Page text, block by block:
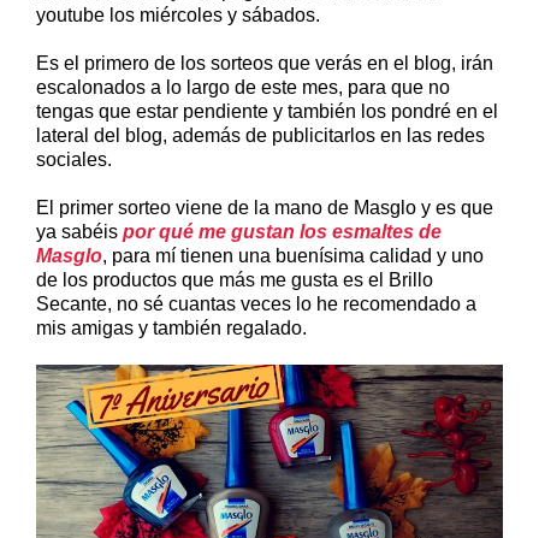
youtube los miércoles y sábados.
Es el primero de los sorteos que verás en el blog, irán
escalonados a lo largo de este mes, para que no
tengas que estar pendiente y también los pondré en el
lateral del blog, además de publicitarlos en las redes
sociales.
El primer sorteo viene de la mano de Masglo y es que
ya sabéis por qué me gustan los esmaltes de
Masglo, para mí tienen una buenísima calidad y uno
de los productos que más me gusta es el Brillo
Secante, no sé cuantas veces lo he recomendado a
mis amigas y también regalado.